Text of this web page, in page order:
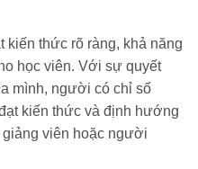
kiến thức rõ ràng, khả năng
học viên. Với sự quyết
mình, người có chỉ số
kiến thức và định hướng
viên hoặc người